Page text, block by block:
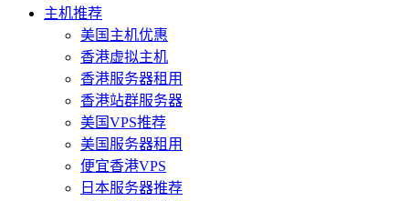
主机推荐
美国主机优惠
香港虚拟主机
香港服务器租用
香港站群服务器
美国VPS推荐
美国服务器租用
便宜香港VPS
日本服务器推荐